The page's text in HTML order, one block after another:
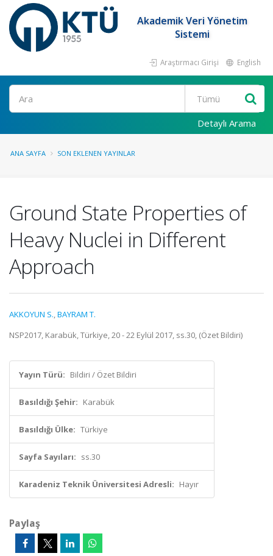
Akademik Veri Yönetim
Sistemi
Araştırmacı Girişi English
Ara
Detaylı Arama
ANA SAYFA SON EKLENEN YAYINLAR
Ground State Properties of
Heavy Nuclei in Different
Approach
AKKOYUN S.,BAYRAM T.
NSP2017, Karabük, Türkiye, 20 - 22 Eylül 2017, ss.30, (Özet Bildiri)
Yayın Türü: Bildiri / Özet Bildiri
Basıldığı Şehir: Karabük
Basıldığı Ülke: Türkiye
Sayfa Sayıları: ss.30
Karadeniz Teknik Üniversitesi Adresli: Hayır
Paylaş